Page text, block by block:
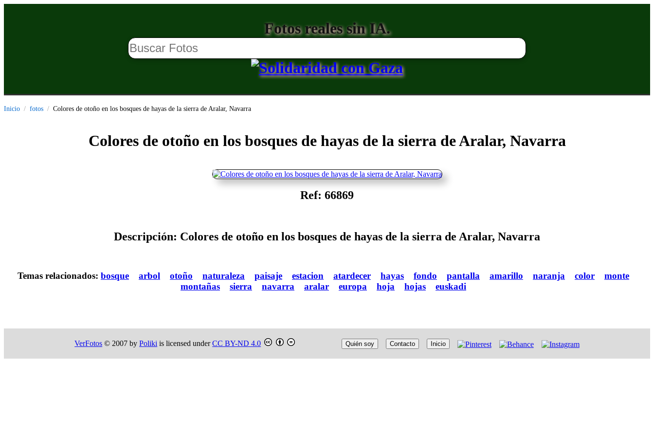
Fotos reales sin IA.
Inicio fotos Colores de otoño en los bosques de hayas de la sierra de Aralar, Navarra
Colores de otoño en los bosques de hayas de la sierra de Aralar, Navarra
Ref: 66869
Descripción: Colores de otoño en los bosques de hayas de la sierra de Aralar, Navarra
Temas relacionados: bosque arbol otoño naturaleza paisaje estacion atardecer hayas fondo pantalla amarillo naranja color
monte
montañas
sierra navarra aralar europa hoja hojas euskadi
VerFotos © 2007 byPoliki is licensed underCC BY-ND 4.0 Quién soy Contacto Inicio